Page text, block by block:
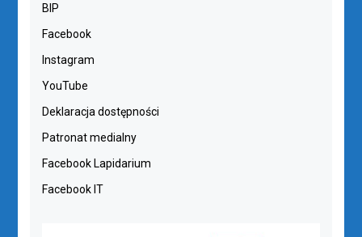
BIP
Facebook
Instagram
YouTube
Deklaracja dostępności
Patronat medialny
Facebook Lapidarium
Facebook IT